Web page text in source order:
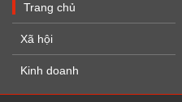
Trang chủ
Xã hội
Kinh doanh